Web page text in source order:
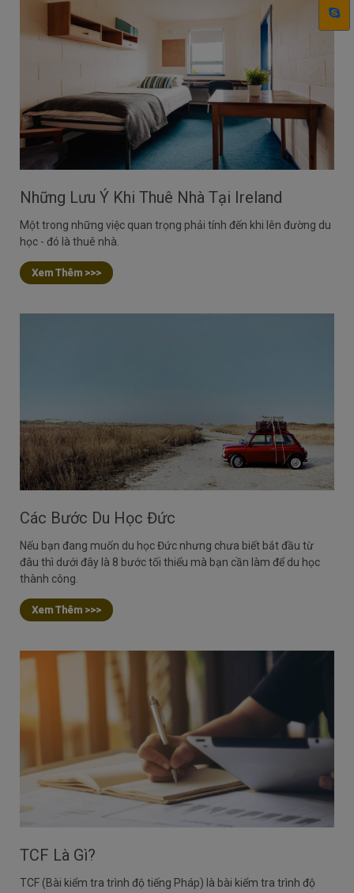
Những Lưu Ý Khi Thuê Nhà Tại Ireland
Một trong những việc quan trọng phải tính đến khi lên đường du
học - đó là thuê nhà.
Xem Thêm >>>
Các Bước Du Học Đức
Nếu bạn đang muốn du học Đức nhưng chưa biết bắt đầu từ
đâu thì dưới đây là 8 bước tối thiểu mà bạn cần làm để du học
thành công.
Xem Thêm >>>
TCF Là Gì?
TCF (Bài kiểm tra trình độ tiếng Pháp) là bài kiểm tra trình độ